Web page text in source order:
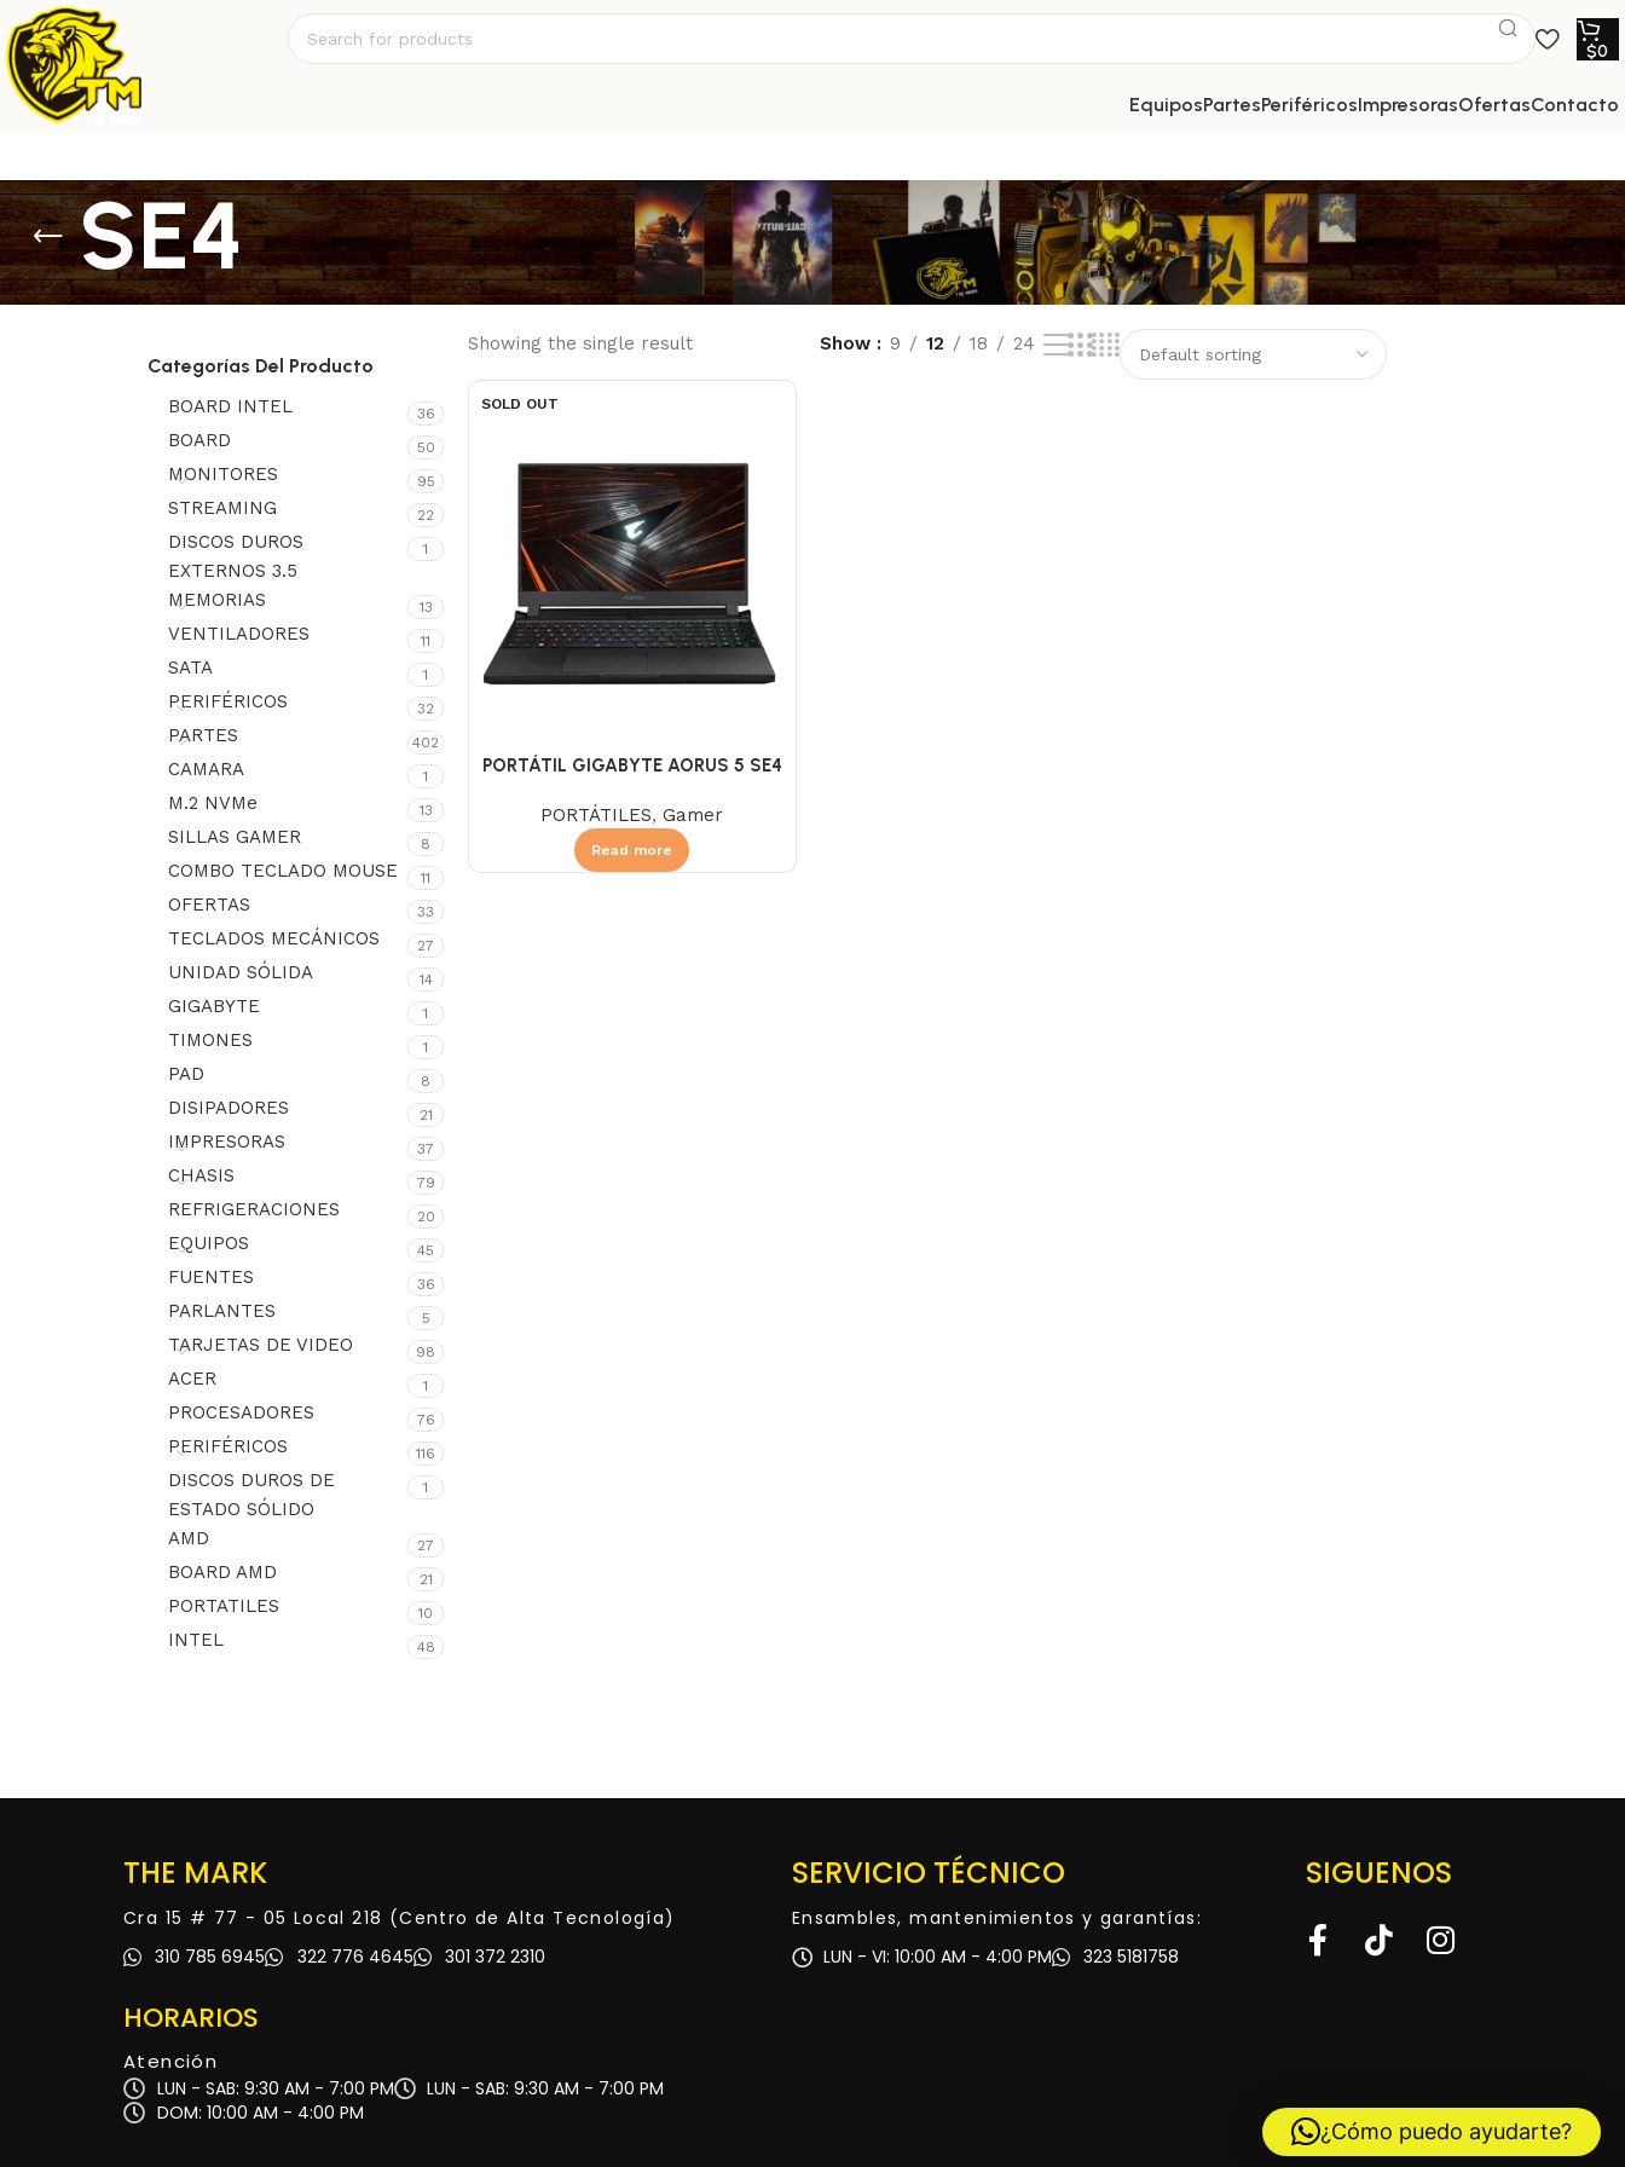
$0
equipos partes periféricos impresoras ofertas contacto
SE4
Categorías Del Producto
BOARD INTEL 36
BOARD 50
MONITORES 95
STREAMING 22
DISCOS DUROS
EXTERNOS 3.5
1
MEMORIAS 13
VENTILADORES 11
SATA 1
PERIFÉRICOS 32
PARTES 402
CAMARA 1
M.2 NVMe 13
SILLAS GAMER 8
COMBO TECLADO MOUSE 11
OFERTAS 33
TECLADOS MECÁNICOS 27
UNIDAD SÓLIDA 14
GIGABYTE 1
TIMONES 1
PAD 8
DISIPADORES 21
IMPRESORAS 37
CHASIS 79
REFRIGERACIONES 20
EQUIPOS 45
FUENTES 36
PARLANTES 5
TARJETAS DE VIDEO 98
ACER 1
PROCESADORES 76
PERIFÉRICOS 116
DISCOS DUROS DE
ESTADO SÓLIDO
1
AMD 27
BOARD AMD 21
PORTATILES 10
INTEL 48
Showing the single result Show 9 12 18 24
SOLD OUT
PORTÁTIL GIGABYTE AORUS 5 SE4
PORTÁTILES,Gamer
Read more
THE MARK
Cra 15 # 77 - 05 Local 218 (Centro de Alta Tecnología)
310 785 6945
322 776 4645 301 372 2310
HORARIOS
Atención
LUN - SAB: 9:30 AM - 7:00 PM
LUN - SAB: 9:30 AM - 7:00 PM
DOM: 10:00 AM - 4:00 PM
SERVICIO TÉCNICO
Ensambles, mantenimientos y garantías:
LUN - VI: 10:00 AM - 4:00 PM
323 5181758
SIGUENOS
¿Cómo puedo ayudarte?